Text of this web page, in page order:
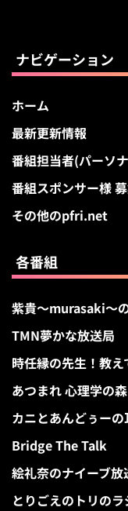
ナビゲーション
ホーム
最新更新情報
番組担当者(パーソ
番組スポンサー様
その他のpfri.net
各番組
紫貴～murasaki～
TMN夢かな放送局
時任縁の先生！教え
あつまれ 心理学の森
カニとあんどぅー
Bridge The Talk
絵礼奈のナイーブ放
とりごえのトリのラ